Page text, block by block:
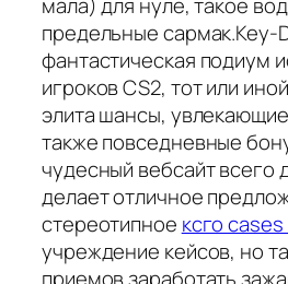
мала) для нуле, такое
предельные сармак.Key-
фантастическая подиум
игроков CS2, тот или
элита шансы,
также повседневные
чудесный вебсайт всего
делает отличное
стереотипное ксго
учреждение кейсов, но